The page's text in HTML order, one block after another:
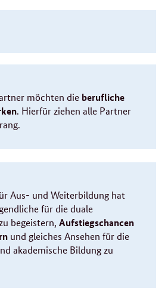
möchten die berufliche
. Hierfür ziehen alle Partner
Aus- und Weiterbildung hat
für die duale
begeistern, Aufstiegschancen
und gleiches Ansehen für die
akademische Bildung zu